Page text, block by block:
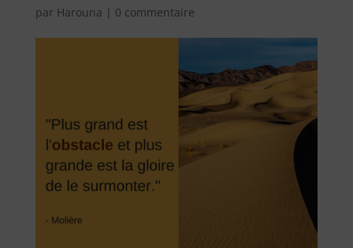
par Harouna | 0 commentaire